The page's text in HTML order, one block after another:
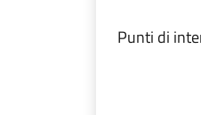
Punti di